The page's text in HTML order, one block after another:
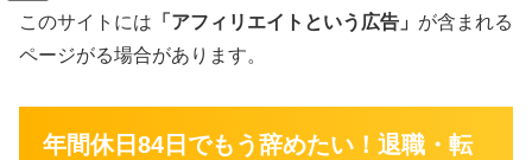
このサイトには 「アフィリエイトという広告」 が含まれる
ページがる場合があります。
年間休日84日でもう辞めたい！退職・転